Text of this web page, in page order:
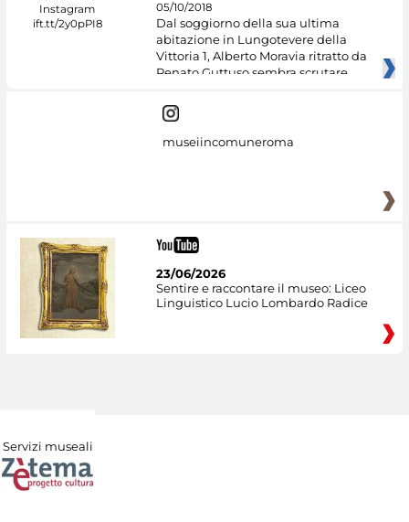
05/10/2018
Dal soggiorno della sua ultima
abitazione in Lungotevere della
Vittoria 1, Alberto Moravia ritratto da
Renato Guttuso sembra scrutare
museiincomuneroma
23/06/2026
Sentire e raccontare il museo: Liceo
Linguistico Lucio Lombardo Radice
Servizi museali